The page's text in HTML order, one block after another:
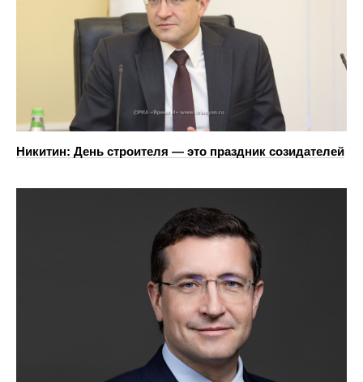
Никитин: День строителя — это праздник созидателей